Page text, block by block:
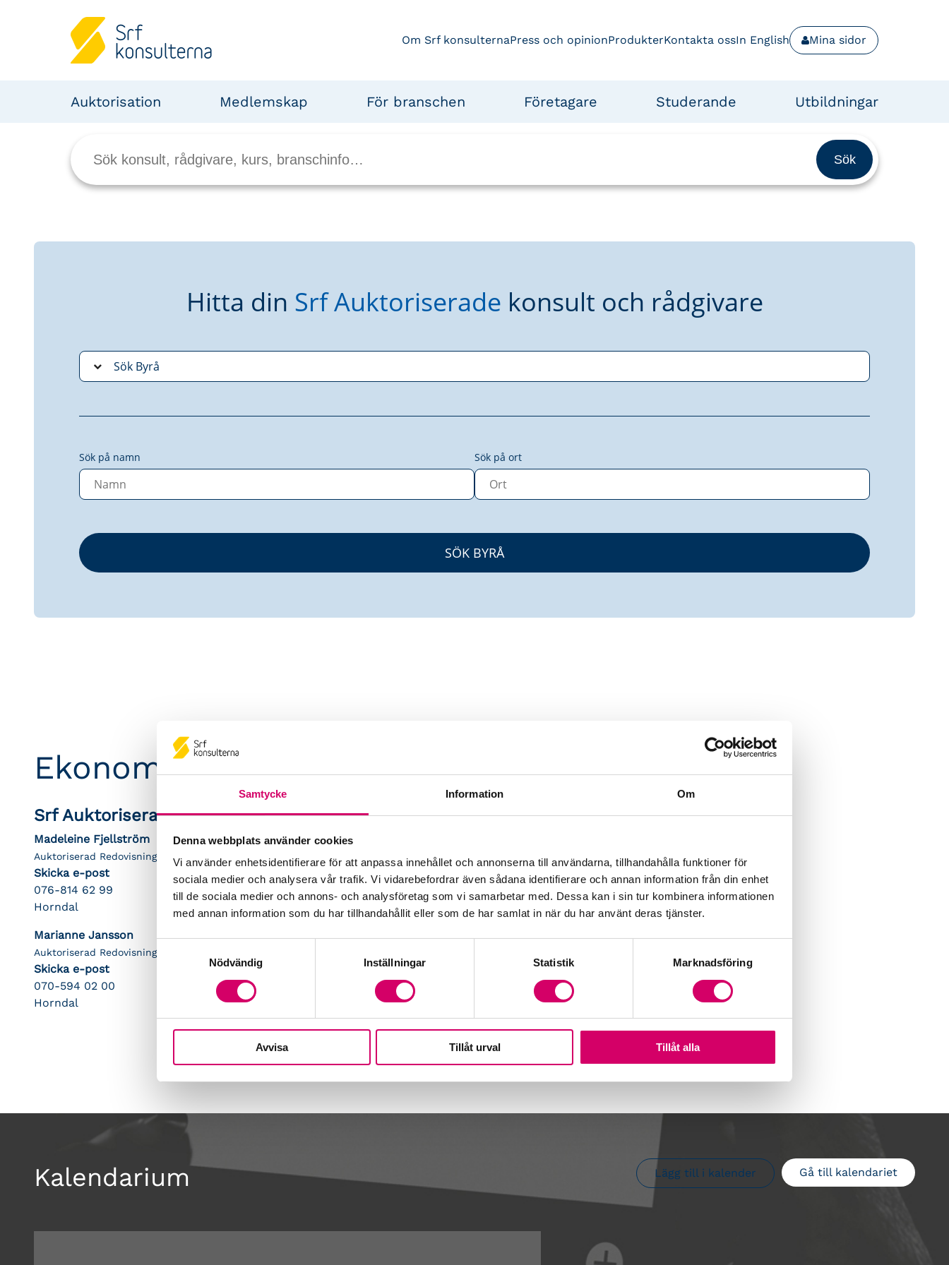
Samtycke Information Om
Denna webbplats använder cookies
Vi använder enhetsidentifierare för att anpassa innehållet och annonserna till användarna, tillhandahålla funktioner för
sociala medier och analysera vår trafik. Vi vidarebefordrar även sådana identifierare och annan information från din enhet
till de sociala medier och annons- och analysföretag som vi samarbetar med. Dessa kan i sin tur kombinera informationen
med annan information som du har tillhandahållit eller som de har samlat in när du har använt deras tjänster.
Nödvändig
Inställningar Statistik Marknadsföring
Avvisa Tillåt urval Tillåt alla
Om Srf konsulternaPress och opinionProdukterKontakta ossIn English Mina sidor
Auktorisation Medlemskap För branschen Företagare Studerande Utbildningar
Hitta din Srf Auktoriserade konsult och rådgivare
Sök på namn Sök på ort
Ekonomiteamet i Dalarna AB
Srf Auktoriserade konsulter
Madeleine Fjellström
Auktoriserad Redovisningskonsult
Skicka e-post
076-814 62 99
Horndal
Marianne Jansson
Auktoriserad Redovisningskonsult
Skicka e-post
070-594 02 00
Horndal
Kalendarium Gå till kalendariet
Lägg till i kalender